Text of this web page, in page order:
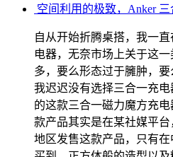
空间利用的极致，Anker
自从开始折腾桌搭，我一
电器，无奈市场上关于这
多，要么形态过于臃肿，
我迟迟没有选择三合一充
的这款三合一磁力魔方充
款产品其实是在某社媒平
地区发售这款产品，只有在